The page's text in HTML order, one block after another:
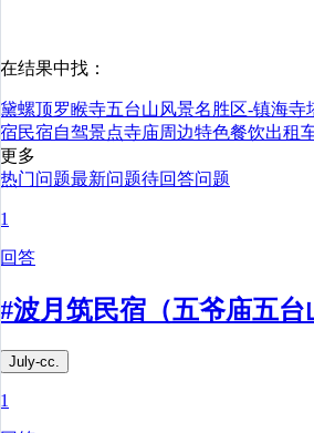
在结果中找：
黛螺顶罗睺寺五台山风景名胜区-镇海寺
宿民宿自驾景点寺庙周边特色餐饮出租
更多
热门问题最新问题待回答问题
1
回答
#波月筑民宿（五爷庙五
July-cc.
1